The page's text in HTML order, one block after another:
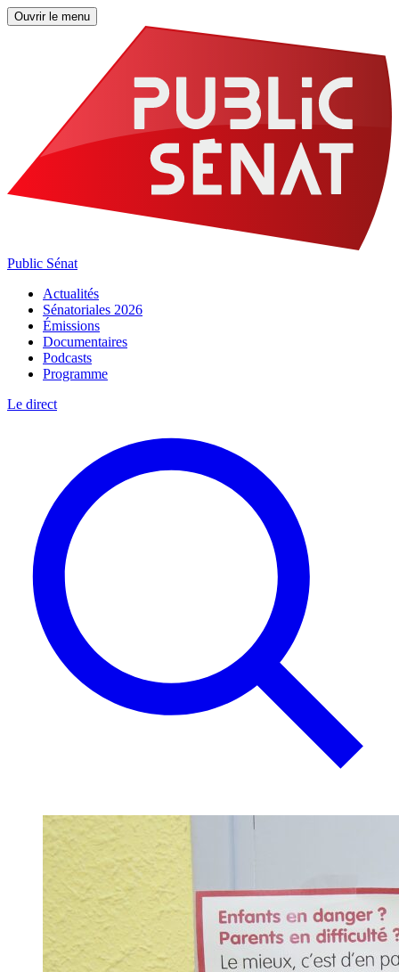
Ouvrir le menu
Public Sénat
Actualités
Sénatoriales 2026
Émissions
Documentaires
Podcasts
Programme
Le direct